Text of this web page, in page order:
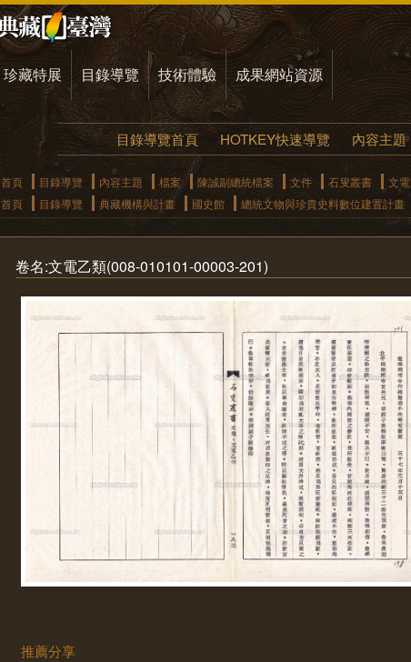
珍藏特展 目錄導覽 技術體驗 成果網站資源
目錄導覽首頁 HOTKEY快速導覽 內容主題
首頁 目錄導覽 內容主題 檔案 陳誠副總統檔案 文件 石叟叢書
文電
首頁
目錄導覽 典藏機構與計畫 國史館 總統文物與珍貴史料數位建置計畫
卷名:文電乙類(008-010101-00003-201)
推薦分享